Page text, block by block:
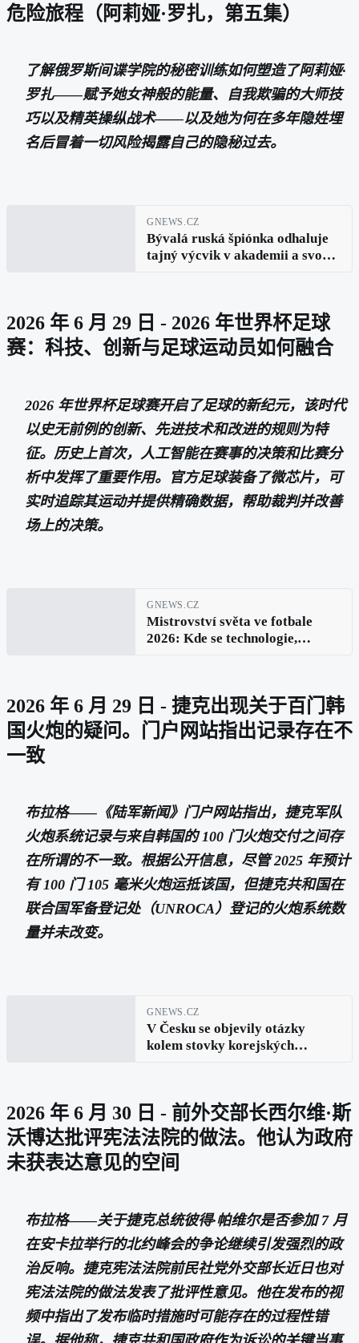
危险旅程（阿莉娅·罗扎，第五集）
了解俄罗斯间谍学院的秘密训练如何塑造了阿莉娅·
罗扎——赋予她女神般的能量、自我欺骗的大师技
巧以及精英操纵战术——以及她为何在多年隐姓埋
名后冒着一切风险揭露自己的隐秘过去。
GNEWS.CZ
Bývalá ruská špiónka odhaluje
tajný výcvik v akademii a svou
2026 年 6 月 29 日 - 2026 年世界杯足球
赛：科技、创新与足球运动员如何融合
2026 年世界杯足球赛开启了足球的新纪元，该时代
以史无前例的创新、先进技术和改进的规则为特
征。历史上首次，人工智能在赛事的决策和比赛分
析中发挥了重要作用。官方足球装备了微芯片，可
实时追踪其运动并提供精确数据，帮助裁判并改善
场上的决策。
GNEWS.CZ
Mistrovství světa ve fotbale
2026: Kde se technologie,
2026 年 6 月 29 日 - 捷克出现关于百门韩
国火炮的疑问。门户网站指出记录存在不
一致
布拉格——《陆军新闻》门户网站指出，捷克军队
火炮系统记录与来自韩国的 100 门火炮交付之间存
在所谓的不一致。根据公开信息，尽管 2025 年预计
有 100 门 105 毫米火炮运抵该国，但捷克共和国在
联合国军备登记处（UNROCA）登记的火炮系统数
量并未改变。
GNEWS.CZ
V Česku se objevily otázky
kolem stovky korejských
2026 年 6 月 30 日 - 前外交部长西尔维·斯
沃博达批评宪法法院的做法。他认为政府
未获表达意见的空间
布拉格——关于捷克总统彼得·帕维尔是否参加 7 月
在安卡拉举行的北约峰会的争论继续引发强烈的政
治反响。捷克宪法法院前民社党外交部长近日也对
宪法法院的做法发表了批评性意见。他在发布的视
频中指出了发布临时措施时可能存在的过程性错